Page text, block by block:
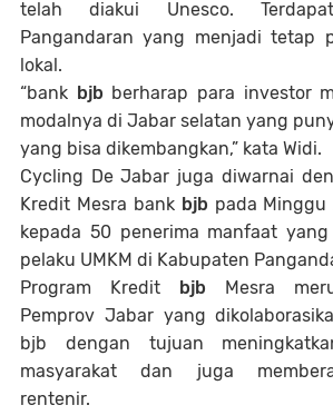
telah diakui Unesco.
Pangandaran yang menjadi tetap
lokal.
“bank bjb berharap para investor
modalnya di Jabar selatan yang
yang bisa dikembangkan,” kata Widi.
Cycling De Jabar juga diwarnai
Kredit Mesra bank bjb pada
kepada 50 penerima manfaat
pelaku UMKM di Kabupaten
Program Kredit
bjb Mesra
Pemprov Jabar yang
bjb dengan tujuan
masyarakat dan juga
rentenir.